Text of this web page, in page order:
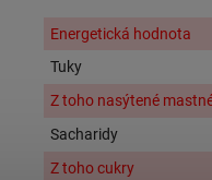
Energetická hodnota
Tuky
Z toho nasýtené
Sacharidy
Z toho cukry